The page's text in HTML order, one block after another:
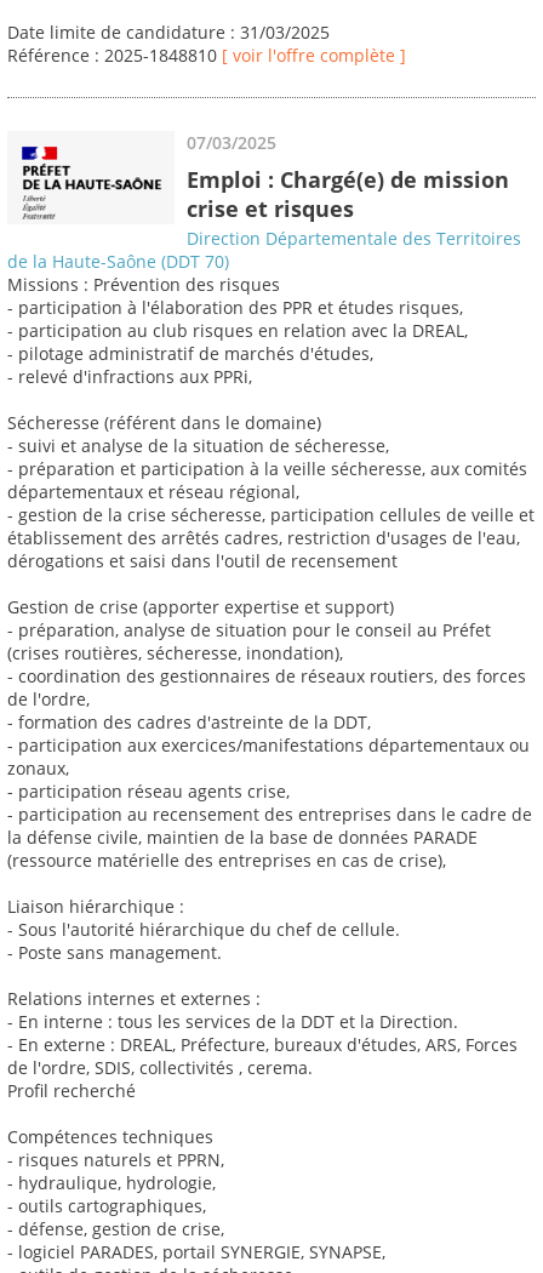
Date limite de candidature : 31/03/2025
Référence : 2025-1848810 [ voir l'offre complète ]
07/03/2025
Emploi : Chargé(e) de mission
crise et risques
Direction Départementale des Territoires
de la Haute-Saône (DDT 70)
Missions : Prévention des risques
- participation à l'élaboration des PPR et études risques,
- participation au club risques en relation avec la DREAL,
- pilotage administratif de marchés d'études,
- relevé d'infractions aux PPRi,
Sécheresse (référent dans le domaine)
- suivi et analyse de la situation de sécheresse,
- préparation et participation à la veille sécheresse, aux comités
départementaux et réseau régional,
- gestion de la crise sécheresse, participation cellules de veille et
établissement des arrêtés cadres, restriction d'usages de l'eau,
dérogations et saisi dans l'outil de recensement
Gestion de crise (apporter expertise et support)
- préparation, analyse de situation pour le conseil au Préfet
(crises routières, sécheresse, inondation),
- coordination des gestionnaires de réseaux routiers, des forces
de l'ordre,
- formation des cadres d'astreinte de la DDT,
- participation aux exercices/manifestations départementaux ou
zonaux,
- participation réseau agents crise,
- participation au recensement des entreprises dans le cadre de
la défense civile, maintien de la base de données PARADE
(ressource matérielle des entreprises en cas de crise),
Liaison hiérarchique :
- Sous l'autorité hiérarchique du chef de cellule.
- Poste sans management.
Relations internes et externes :
- En interne : tous les services de la DDT et la Direction.
- En externe : DREAL, Préfecture, bureaux d'études, ARS, Forces
de l'ordre, SDIS, collectivités , cerema.
Profil recherché
Compétences techniques
- risques naturels et PPRN,
- hydraulique, hydrologie,
- outils cartographiques,
- défense, gestion de crise,
- logiciel PARADES, portail SYNERGIE, SYNAPSE,